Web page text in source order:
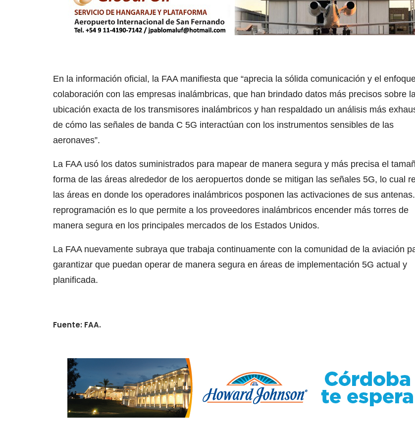
En la información oficial, la FAA manifiesta que “aprecia la sólida comunicación y el
colaboración con las empresas inalámbricas, que han brindado datos más precisos sobre
ubicación exacta de los transmisores inalámbricos y han respaldado un análisis más
de cómo las señales de banda C 5G interactúan con los instrumentos sensibles de las
aeronaves”.
La FAA usó los datos suministrados para mapear de manera segura y más precisa el
forma de las áreas alrededor de los aeropuertos donde se mitigan las señales 5G, lo cual
las áreas en donde los operadores inalámbricos posponen las activaciones de sus
reprogramación es lo que permite a los proveedores inalámbricos encender más torres de
manera segura en los principales mercados de los Estados Unidos.
La FAA nuevamente subraya que trabaja continuamente con la comunidad de la aviación
garantizar que puedan operar de manera segura en áreas de implementación 5G actual y
planificada.
Fuente: FAA.